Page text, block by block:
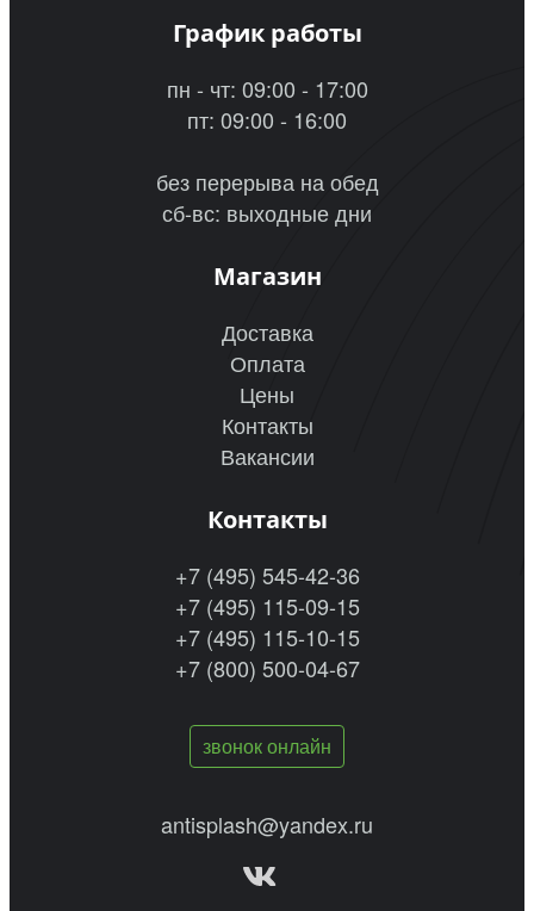
График работы
пн - чт: 09:00 - 17:00
пт: 09:00 - 16:00
без перерыва на обед
сб-вс: выходные дни
Магазин
Доставка
Оплата
Цены
Контакты
Вакансии
Контакты
+7 (495) 545-42-36
+7 (495) 115-09-15
+7 (495) 115-10-15
+7 (800) 500-04-67
звонок онлайн
antisplash@yandex.ru